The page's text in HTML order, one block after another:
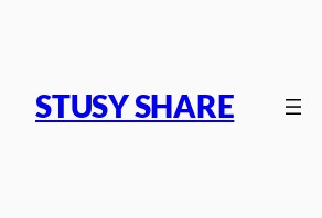
STUSY SHARE